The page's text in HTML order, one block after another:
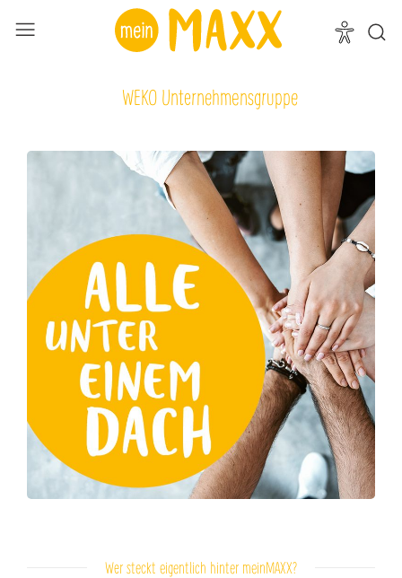
WEKO Unternehmensgruppe
Wer steckt eigentlich hinter meinMAXX?